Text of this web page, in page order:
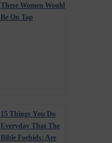
These Women Would
Be On Top
15 Things You Do
Everyday That The
Bible Forbids: Are